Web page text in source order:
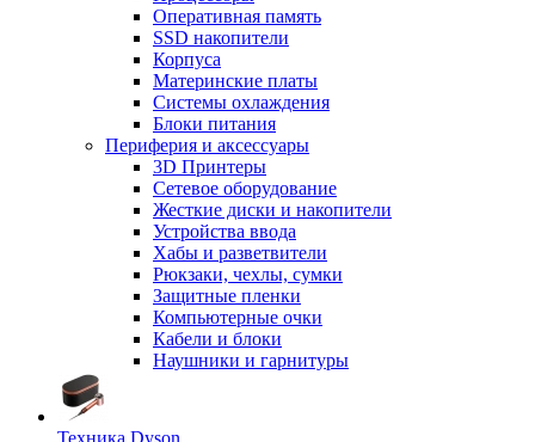
Оперативная память
SSD накопители
Корпуса
Материнские платы
Системы охлаждения
Блоки питания
Периферия и аксессуары
3D Принтеры
Сетевое оборудование
Жесткие диски и накопители
Устройства ввода
Хабы и разветвители
Рюкзаки, чехлы, сумки
Защитные пленки
Компьютерные очки
Кабели и блоки
Наушники и гарнитуры
Техника Dyson